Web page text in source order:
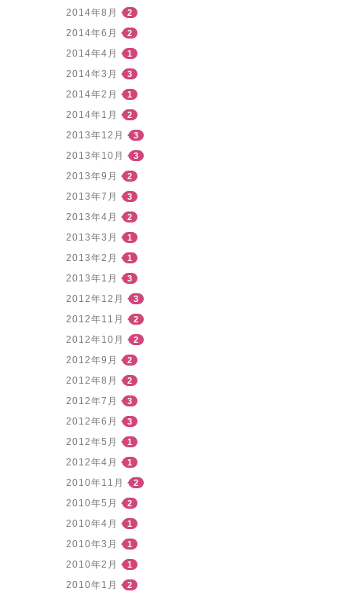
2014年8月 2
2014年6月 2
2014年4月 1
2014年3月 3
2014年2月 1
2014年1月 2
2013年12月 3
2013年10月 3
2013年9月 2
2013年7月 3
2013年4月 2
2013年3月 1
2013年2月 1
2013年1月 3
2012年12月 3
2012年11月 2
2012年10月 2
2012年9月 2
2012年8月 2
2012年7月 3
2012年6月 3
2012年5月 1
2012年4月 1
2010年11月 2
2010年5月 2
2010年4月 1
2010年3月 1
2010年2月 1
2010年1月 2